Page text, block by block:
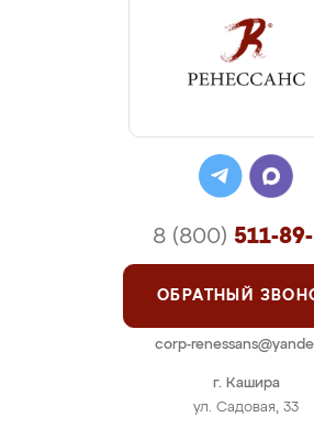
г. Кашира
ул. Садовая, 33
8 (800) 511-
ОБРАТНЫЙ
corp-